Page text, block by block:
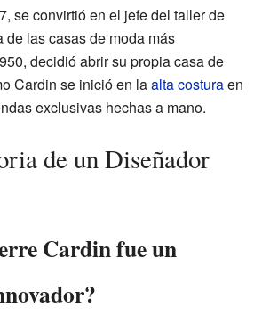
se convirtió en el jefe del taller de
de las casas de moda más
decidió abrir su propia casa de
Cardin se inició en laalta costuraen
exclusivas hechas a mano.
de un Diseñador
Cardin fue un